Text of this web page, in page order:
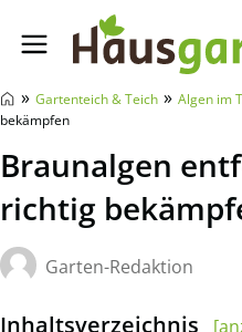
Hausgarten.net
» Gartenteich & Teich » Algen im
bekämpfen
Braunalgen
richtig
Garten-Redaktion
Inhaltsverzeichnis